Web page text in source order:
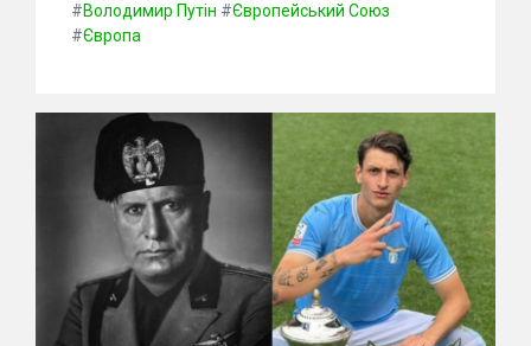
#Володимир Путін #Європейський Союз
#Європа